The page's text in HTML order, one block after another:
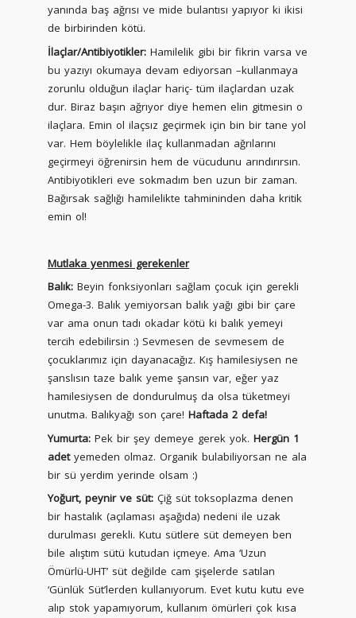
yanında baş ağrısı ve mide bulantısı yapıyor ki ikisi
de birbirinden kötü.
İlaçlar/Antibiyotikler: Hamilelik gibi bir fikrin varsa ve
bu yazıyı okumaya devam ediyorsan –kullanmaya
zorunlu olduğun ilaçlar hariç- tüm ilaçlardan uzak
dur. Biraz başın ağrıyor diye hemen elin gitmesin o
ilaçlara. Emin ol ilaçsız geçirmek için bin bir tane yol
var. Hem böylelikle ilaç kullanmadan ağrılarını
geçirmeyi öğrenirsin hem de vücudunu arındırırsın.
Antibiyotikleri eve sokmadım ben uzun bir zaman.
Bağırsak sağlığı hamilelikte tahmininden daha kritik
emin ol!
Mutlaka yenmesi gerekenler
Balık: Beyin fonksiyonları sağlam çocuk için gerekli
Omega-3. Balık yemiyorsan balık yağı gibi bir çare
var ama onun tadı okadar kötü ki balık yemeyi
tercih edebilirsin :) Sevmesen de sevmesem de
çocuklarımız için dayanacağız. Kış hamilesiysen ne
şanslısın taze balık yeme şansın var, eğer yaz
hamilesiysen de dondurulmuş da olsa tüketmeyi
unutma. Balıkyağı son çare! Haftada 2 defa!
Yumurta: Pek bir şey demeye gerek yok. Hergün 1
adetyemeden olmaz. Organik bulabiliyorsan ne ala
bir sü yerdim yerinde olsam :)
Yoğurt, peynir ve süt: Çiğ süt toksoplazma denen
bir hastalık (açılaması aşağıda) nedeni ile uzak
durulması gerekli. Kutu sütlere süt demeyen ben
bile alıştım sütü kutudan içmeye. Ama ‘Uzun
Ömürlü-UHT’ süt değilde cam şişelerde satılan
‘Günlük Süt’lerden kullanıyorum. Evet kutu kutu eve
alıp stok yapamıyorum, kullanım ömürleri çok kısa